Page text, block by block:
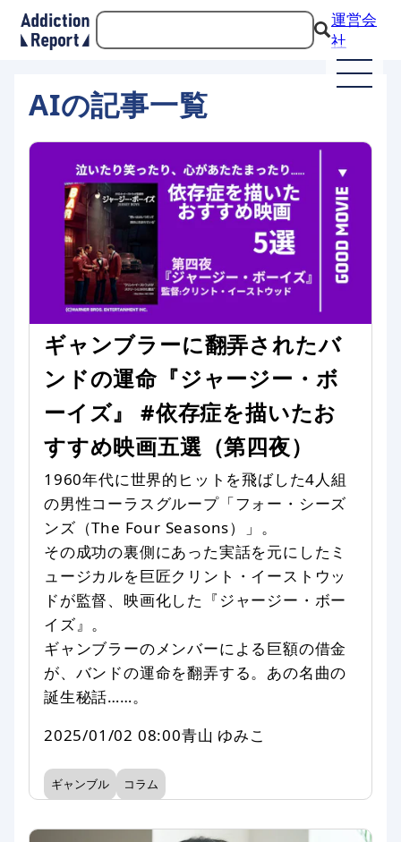
運営会
社
AIの記事一覧
ギャンブラーに翻弄されたバ
ンドの運命『ジャージー・ボ
ーイズ』 #依存症を描いたお
すすめ映画五選（第四夜）
1960年代に世界的ヒットを飛ばした4人組
の男性コーラスグループ「フォー・シーズ
ンズ（The Four Seasons）」。
その成功の裏側にあった実話を元にしたミ
ュージカルを巨匠クリント・イーストウッ
ドが監督、映画化した『ジャージー・ボー
イズ』。
ギャンブラーのメンバーによる巨額の借金
が、バンドの運命を翻弄する。あの名曲の
誕生秘話……。
2025/01/02 08:00青山 ゆみこ
ギャンブル コラム